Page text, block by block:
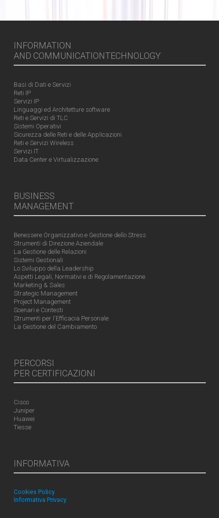
INFORMATION
AND COMMUNICATIONTECHNOLOGY
Basi di Dati e Servizi
Reti IP
Servizi IP
Linguaggi ed Architetture software
Reti e Servizi di TLC
Sistemi Operativi
Sicurezza delle Reti e delle Applicazioni
Reti e Servizi Wireless
Servizi IT
Data Center e Virtualizzazione
BUSINESS
MANAGEMENT
Benessere Organizzativo e Gestione dello Stress
Strumenti di Direzione Aziendale
La Gestione delle Relazioni
Sistemi Gestionali
Lo Sviluppo della Leadership
Aspetti Legali, Normativi e di Regolamentazione
Marketing & Sales
Strategic Management
Project Management
Scenari e Contesti
Strumenti per l'Efficacia Personale
La Gestione del Cambiamento
PERCORSI
PER CERTIFICAZIONI
Cisco
Juniper
Huawei
Tiesse
INFORMATIVA
Cookies Policy
Informativa Privacy